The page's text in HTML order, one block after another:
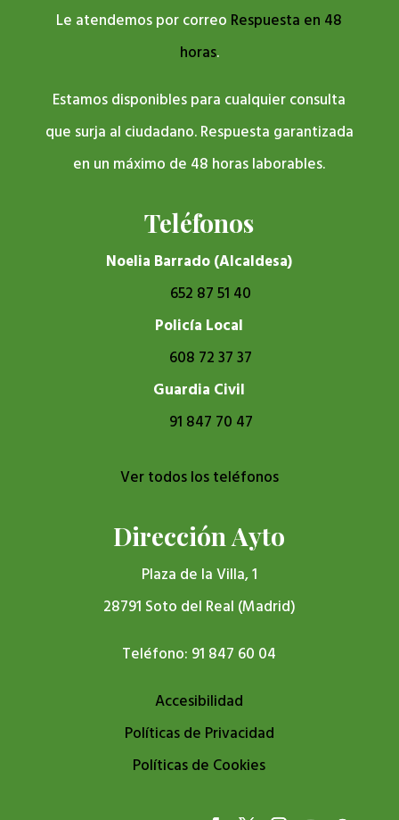
Le atendemos por correo Respuesta en 48
horas.
Estamos disponibles para cualquier consulta
que surja al ciudadano. Respuesta garantizada
en un máximo de 48 horas laborables.
Teléfonos
Noelia Barrado (Alcaldesa)
652 87 51 40
Policía Local
608 72 37 37
Guardia Civil
91 847 70 47
Ver todos los teléfonos
Dirección Ayto
Plaza de la Villa, 1
28791 Soto del Real (Madrid)
Teléfono: 91 847 60 04
Accesibilidad
Políticas de Privacidad
Políticas de Cookies